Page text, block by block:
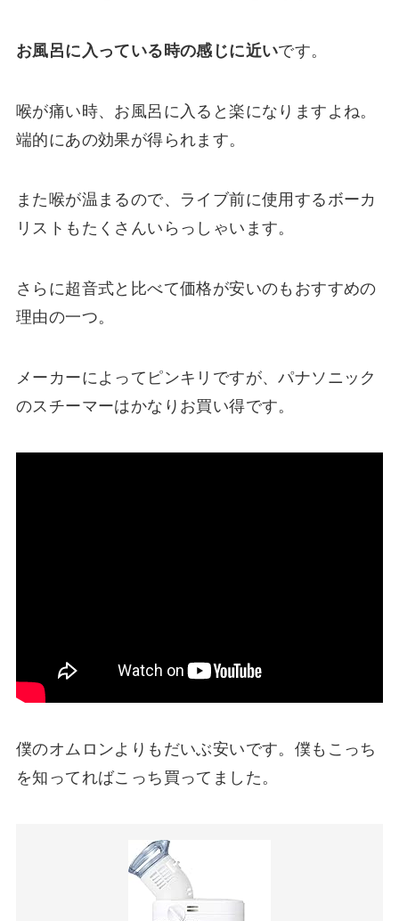
お風呂に入っている時の感じに近いです。
喉が痛い時、お風呂に入ると楽になりますよね。
端的にあの効果が得られます。
また喉が温まるので、ライブ前に使用するボーカ
リストもたくさんいらっしゃいます。
さらに超音式と比べて価格が安いのもおすすめの
理由の一つ。
メーカーによってピンキリですが、パナソニック
のスチーマーはかなりお買い得です。
僕のオムロンよりもだいぶ安いです。僕もこっち
を知ってればこっち買ってました。